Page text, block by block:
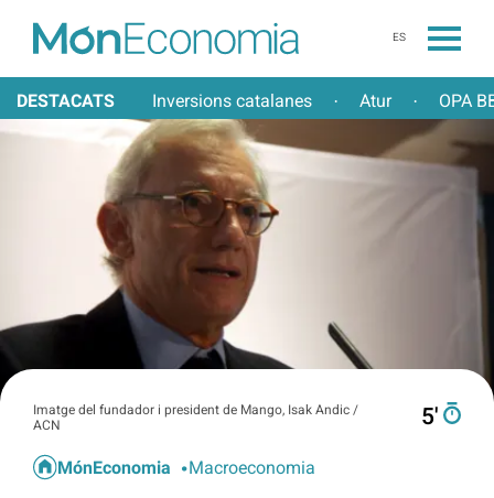
ES
DESTACATS Inversions catalanes · Atur · OPA
Imatge del fundador i president de Mango, Isak Andic /
ACN
5′
MónEconomia Macroeconomia